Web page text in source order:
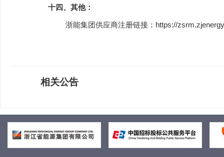
十四、其他：
浙能集团供应商注册链接： https://
相关公告